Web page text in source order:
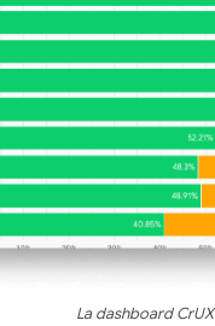
La dashboard CrUX